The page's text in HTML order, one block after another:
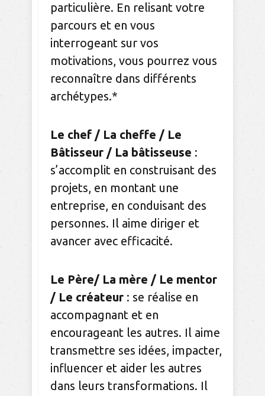
particulière. En relisant votre
parcours et en vous
interrogeant sur vos
motivations, vous pourrez vous
reconnaître dans différents
archétypes.*
Le chef / La cheffe / Le
Bâtisseur / La bâtisseuse :
s’accomplit en construisant des
projets, en montant une
entreprise, en conduisant des
personnes. Il aime diriger et
avancer avec efficacité.
Le Père/ La mère / Le mentor
/ Le créateur : se réalise en
accompagnant et en
encourageant les autres. Il aime
transmettre ses idées, impacter,
influencer et aider les autres
dans leurs transformations. Il